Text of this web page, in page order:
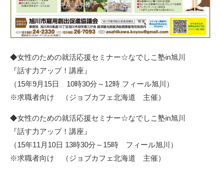
◆女性のための就活応援セミナー☆なでしこ塾in旭川
『話す力アップ！講座』
（15年9月15日 10時30分～12時 フィール旭川）
※求職者向け （ジョブカフェ北海道 主催）
◆女性のための就活応援セミナー☆なでしこ塾in旭川
『話す力アップ！講座』
（15年11月10日 13時30分～15時 フィール旭川）
※求職者向け （ジョブカフェ北海道 主催）